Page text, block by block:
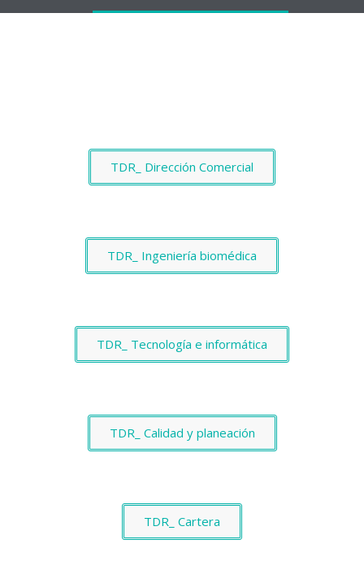
TDR_ Dirección Comercial
TDR_ Ingeniería biomédica
TDR_ Tecnología e informática
TDR_ Calidad y planeación
TDR_ Cartera